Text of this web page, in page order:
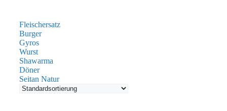
Fleischersatz
Burger
Gyros
Wurst
Shawarma
Döner
Seitan Natur